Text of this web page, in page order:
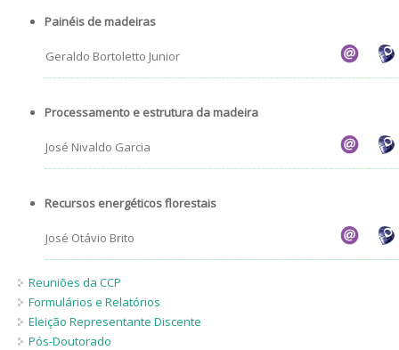
Painéis de madeiras
Geraldo Bortoletto Junior
Processamento e estrutura da madeira
José Nivaldo Garcia
Recursos energéticos florestais
José Otávio Brito
Reuniões da CCP
Formulários e Relatórios
Eleição Representante Discente
Pós-Doutorado